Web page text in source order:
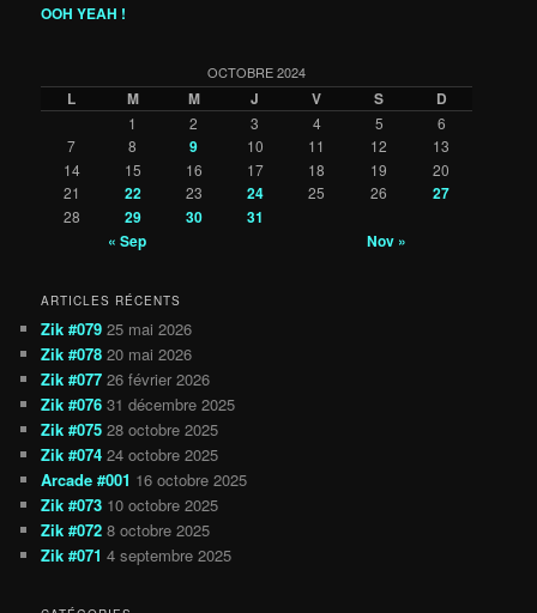
OOH YEAH !
OCTOBRE 2024
L M M J V S D
1 2 3 4 5
6
7
8 9 10 11 12
13
14
15 16 17 18 19
20
21
22 23 24 25 26 27
28 29 30
31
« Sep
Nov »
ARTICLES RÉCENTS
Zik #079 25 mai 2026
Zik #078 20 mai 2026
Zik #077 26 février 2026
Zik #076 31 décembre 2025
Zik #075 28 octobre 2025
Zik #074 24 octobre 2025
Arcade #001 16 octobre 2025
Zik #073 10 octobre 2025
Zik #072 8 octobre 2025
Zik #071 4 septembre 2025